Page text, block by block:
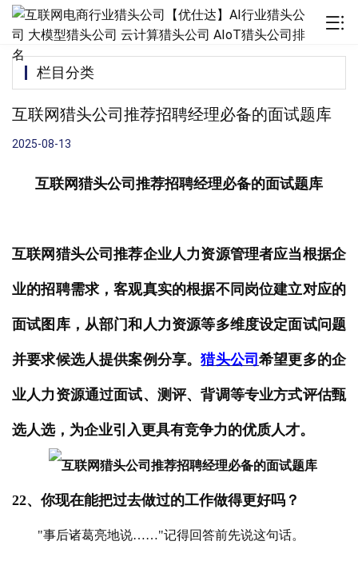
互联网猎头公司推荐招聘经理必备的面试题库
2025-08-13
互联网猎头公司推荐招聘经理必备的面试题库
互联网猎头公司推荐企业人力资源管理者应当根据企
业的招聘需求，客观真实的根据不同岗位建立对应的
面试图库，从部门和人力资源等多维度设定面试问题
并要求候选人提供案例分享。猎头公司希望更多的企
业人力资源通过面试、测评、背调等专业方式评估甄
选人选，为企业引入更具有竞争力的优质人才。
22、你现在能把过去做过的工作做得更好吗？
"事后诸葛亮地说……"记得回答前先说这句话。
栏目分类